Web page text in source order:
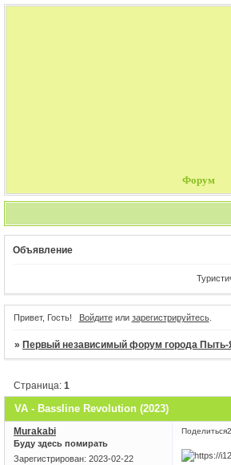
Форум
Объявление
Привет, Гость! Войдитеили зарегистрируйтесь.
»Первый независимый форум города
VA - Bassline Revolution (2023)
Страница:1
Поделиться
Murakabi
Буду здесь помирать
Зарегистрирован: 2023-02-22